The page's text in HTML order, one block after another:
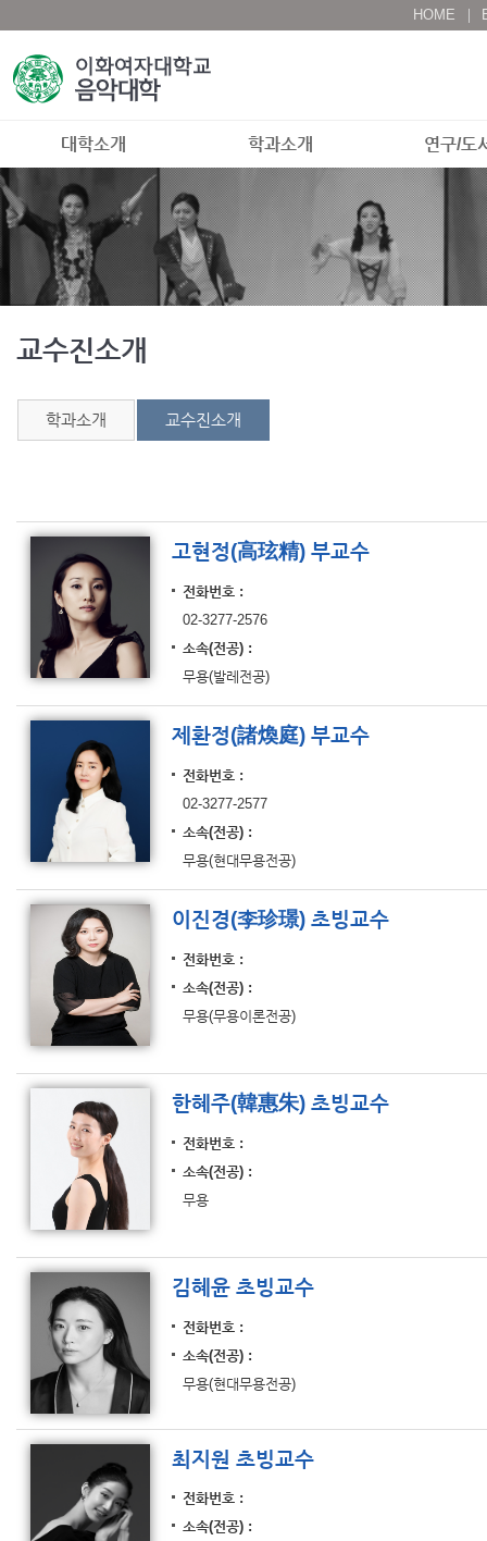
대학소개 학과소개 연구/도
HOME
교수진소개
학과소개 교수진소개
고현정(高玹精) 부교수
전화번호
02-3277-2576
소속(전공)
무용(발레전공)
제환정(諸煥庭) 부교수
전화번호
02-3277-2577
소속(전공)
무용(현대무용전공)
이진경(李珍璟) 초빙교수
전화번호
소속(전공)
무용(무용이론전공)
한혜주(韓惠朱) 초빙교수
전화번호
소속(전공)
무용
김혜윤 초빙교수
전화번호
소속(전공)
무용(현대무용전공)
최지원 초빙교수
전화번호
소속(전공)